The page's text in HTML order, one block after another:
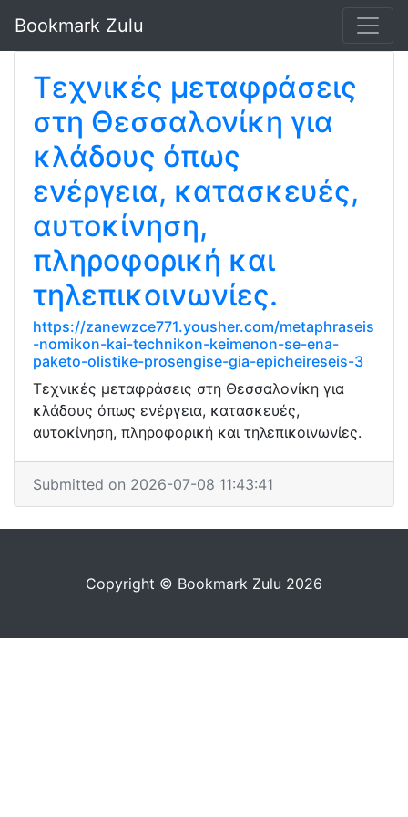
Bookmark Zulu
Τεχνικές μεταφράσεις
στη Θεσσαλονίκη για
κλάδους όπως
ενέργεια, κατασκευές,
αυτοκίνηση,
πληροφορική και
τηλεπικοινωνίες.
https://zanewzce771.yousher.com/metaphraseis
-nomikon-kai-technikon-keimenon-se-ena-
paketo-olistike-prosengise-gia-epicheireseis-3
Τεχνικές μεταφράσεις στη Θεσσαλονίκη για
κλάδους όπως ενέργεια, κατασκευές,
αυτοκίνηση, πληροφορική και τηλεπικοινωνίες.
Submitted on 2026-07-08 11:43:41
Copyright © Bookmark Zulu 2026